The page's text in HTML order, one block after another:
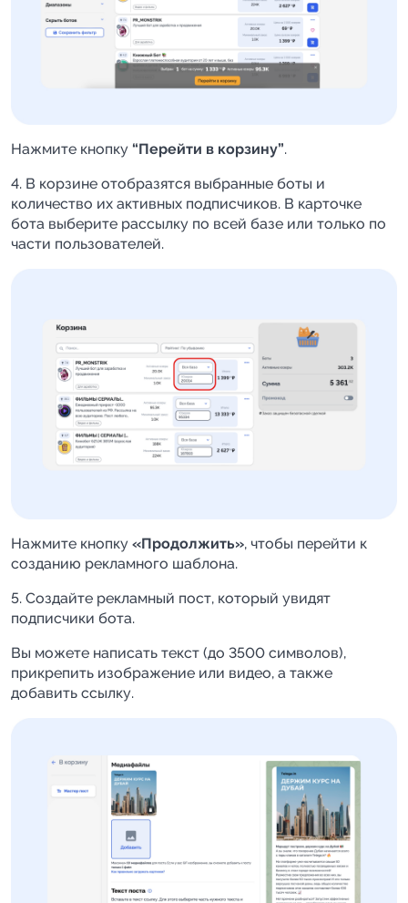
Нажмите кнопку “Перейти в корзину”.
4. В корзине отобразятся выбранные боты и
количество их активных подписчиков. В карточке
бота выберите рассылку по всей базе или только по
части пользователей.
Нажмите кнопку «Продолжить», чтобы перейти к
созданию рекламного шаблона.
5. Создайте рекламный пост, который увидят
подписчики бота.
Вы можете написать текст (до 3500 символов),
прикрепить изображение или видео, а также
добавить ссылку.